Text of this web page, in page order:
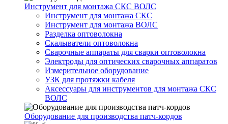
Инструмент для монтажа СКС ВОЛС
Инструмент для монтажа СКС
Инструмент для монтажа ВОЛС
Разделка оптоволокна
Скалыватели оптоволокна
Сварочные аппараты для сварки оптоволокна
Электроды для оптических сварочных аппаратов
Измерительное оборудование
УЗК для протяжки кабеля
Аксессуары для инструментов для монтажа СКС
ВОЛС
Оборудование для производства патч-кордов